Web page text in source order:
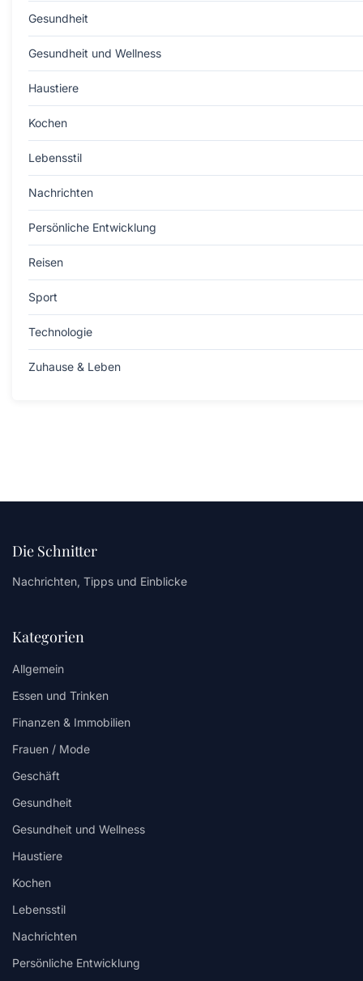
Gesundheit
Gesundheit und Wellness
Haustiere
Kochen
Lebensstil
Nachrichten
Persönliche Entwicklung
Reisen
Sport
Technologie
Zuhause & Leben
Die Schnitter
Nachrichten, Tipps und Einblicke
Kategorien
Allgemein
Essen und Trinken
Finanzen & Immobilien
Frauen / Mode
Geschäft
Gesundheit
Gesundheit und Wellness
Haustiere
Kochen
Lebensstil
Nachrichten
Persönliche Entwicklung